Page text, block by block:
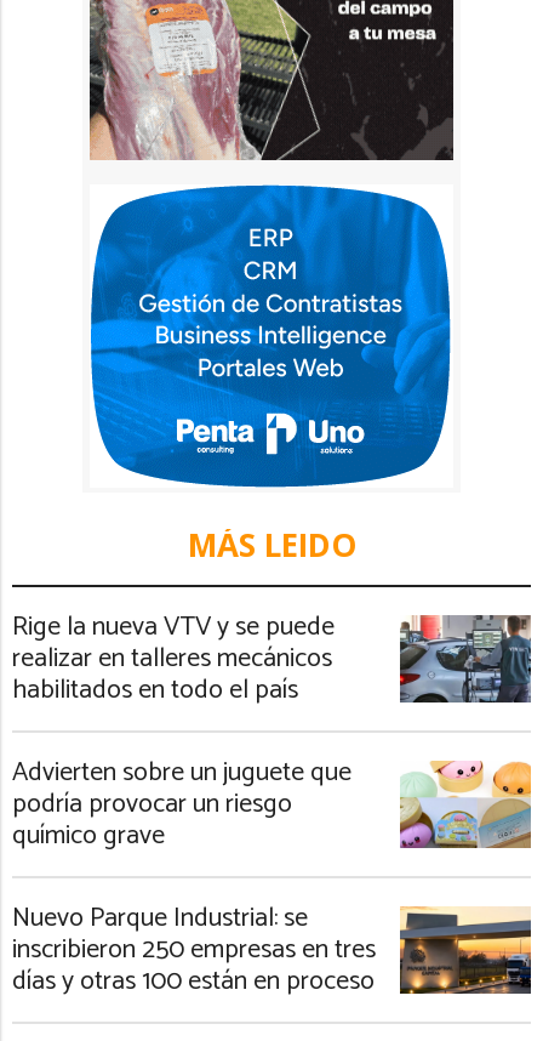
MÁS LEIDO
Rige la nueva VTV y se puede
realizar en talleres mecánicos
habilitados en todo el país
Advierten sobre un juguete que
podría provocar un riesgo
químico grave
Nuevo Parque Industrial: se
inscribieron 250 empresas en tres
días y otras 100 están en proceso